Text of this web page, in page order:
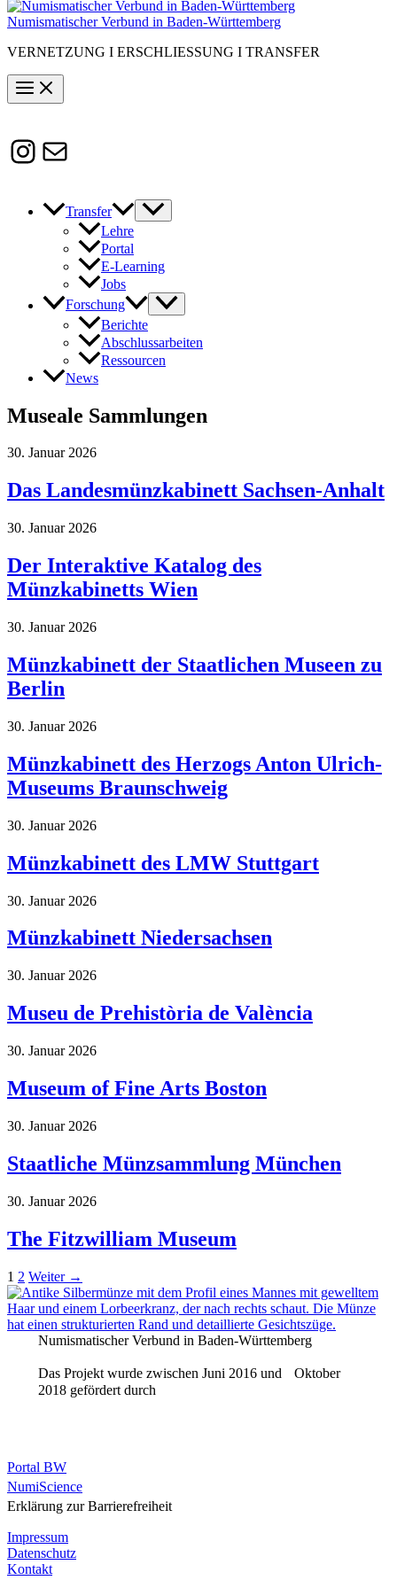
Numismatischer Verbund in Baden-Württemberg
VERNETZUNG I ERSCHLIESSUNG I TRANSFER
Instagram
Susanne.Boerner@zaw.uni-
heidelberg.de
Transfer
Lehre
Portal
E-Learning
Jobs
Forschung
Berichte
Abschlussarbeiten
Ressourcen
News
Museale Sammlungen
30. Januar 2026
Das Landesmünzkabinett Sachsen-Anhalt
30. Januar 2026
Der Interaktive Katalog des
Münzkabinetts Wien
30. Januar 2026
Münzkabinett der Staatlichen Museen zu
Berlin
30. Januar 2026
Münzkabinett des Herzogs Anton Ulrich-
Museums Braunschweig
30. Januar 2026
Münzkabinett des LMW Stuttgart
30. Januar 2026
Münzkabinett Niedersachsen
30. Januar 2026
Museu de Prehistòria de València
30. Januar 2026
Museum of Fine Arts Boston
30. Januar 2026
Staatliche Münzsammlung München
30. Januar 2026
The Fitzwilliam Museum
1 2 Weiter →
Numismatischer Verbund in Baden-Württemberg
Das Projekt wurde zwischen Juni 2016 und Oktober
2018 gefördert durch
Portal BW
NumiScience
Erklärung zur Barrierefreiheit
Impressum
Datenschutz
Kontakt